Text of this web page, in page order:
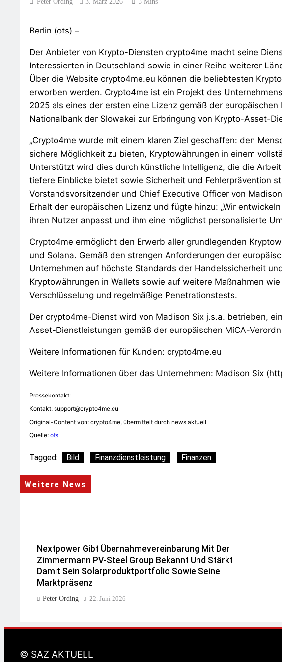
Peter Ording 3. März 2026 3 Mins
Berlin (ots) –
Der Anbieter von Krypto-Diensten crypto4me macht seine
Interessierten in Deutschland sowie in einer Reihe weiterer
Über die Website crypto4me.eu können die beliebtesten
erworben werden. Crypto4me ist ein Projekt des
2025 als eines der ersten eine Lizenz gemäß der
Nationalbank der Slowakei zur Erbringung von Krypto-Asset-
„Crypto4me wurde mit einem klaren Ziel geschaffen: den
sichere Möglichkeit zu bieten, Kryptowährungen in einem
Unterstützt wird dies durch künstliche Intelligenz, die die
tiefere Einblicke bietet sowie Sicherheit und Fehlerprävention
Vorstandsvorsitzender und Chief Executive Officer von
Erhalt der europäischen Lizenz und fügte hinzu: „Wir
ihren Nutzer anpasst und ihm eine möglichst personalisierte
Crypto4me ermöglicht den Erwerb aller grundlegenden
und Solana. Gemäß den strengen Anforderungen der
Unternehmen auf höchste Standards der Handelssicherheit
Kryptowährungen in Wallets sowie auf weitere Maßnahmen
Verschlüsselung und regelmäßige Penetrationstests.
Der crypto4me-Dienst wird von Madison Six j.s.a. betrieben,
Asset-Dienstleistungen gemäß der europäischen MiCA-
Weitere Informationen für Kunden: crypto4me.eu
Weitere Informationen über das Unternehmen: Madison Six
Pressekontakt:
Kontakt: support@crypto4me.eu
Original-Content von: crypto4me, übermittelt durch news aktuell
Quelle: ots
Tagged: Bild Finanzdienstleistung Finanzen
Weitere News
Nextpower Gibt Übernahmevereinbarung Mit Der
Zimmermann PV-Steel Group Bekannt Und Stärkt
Damit Sein Solarproduktportfolio Sowie Seine
Marktpräsenz
Peter Ording 22. Juni 2026
© SAZ AKTUELL